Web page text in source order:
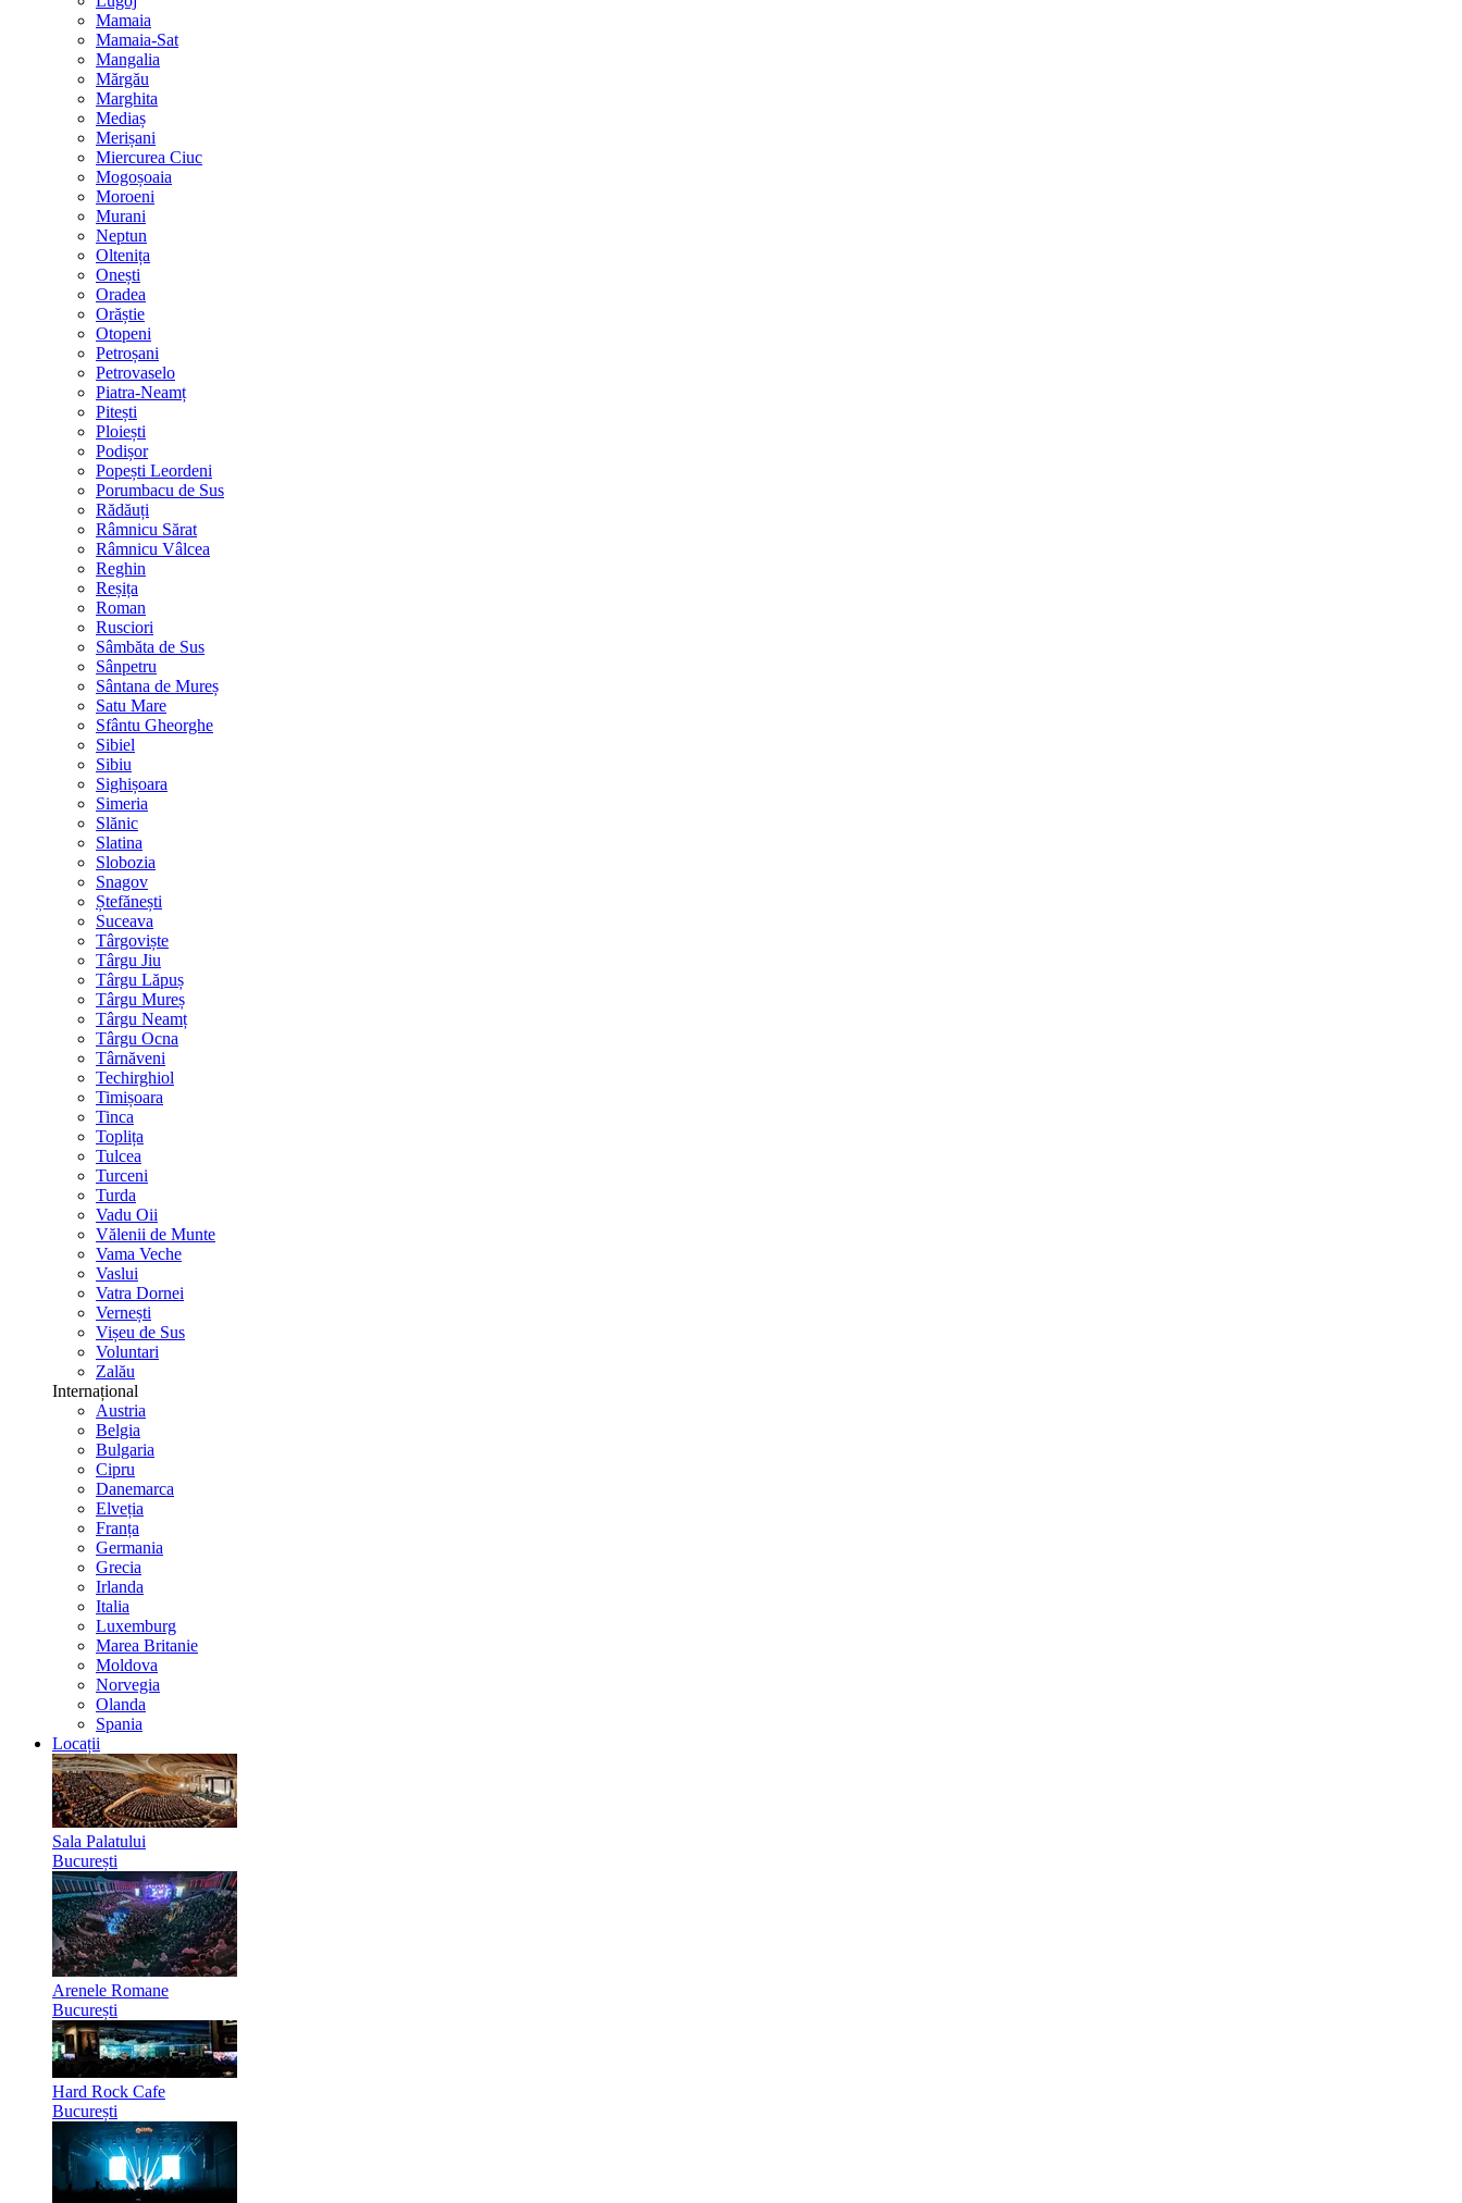
Mamaia
Mamaia-Sat
Mangalia
Mărgău
Marghita
Mediaș
Merișani
Miercurea Ciuc
Mogoșoaia
Moroeni
Murani
Neptun
Oltenița
Onești
Oradea
Orăștie
Otopeni
Petroșani
Petrovaselo
Piatra-Neamț
Pitești
Ploiești
Podișor
Popești Leordeni
Porumbacu de Sus
Rădăuți
Râmnicu Sărat
Râmnicu Vâlcea
Reghin
Reșița
Roman
Rusciori
Sâmbăta de Sus
Sânpetru
Sântana de Mureș
Satu Mare
Sfântu Gheorghe
Sibiel
Sibiu
Sighișoara
Simeria
Slănic
Slatina
Slobozia
Snagov
Ștefănești
Suceava
Târgoviște
Târgu Jiu
Târgu Lăpuș
Târgu Mureș
Târgu Neamț
Târgu Ocna
Târnăveni
Techirghiol
Timișoara
Tinca
Toplița
Tulcea
Turceni
Turda
Vadu Oii
Vălenii de Munte
Vama Veche
Vaslui
Vatra Dornei
Vernești
Vișeu de Sus
Voluntari
Zalău
Internațional
Austria
Belgia
Bulgaria
Cipru
Danemarca
Elveția
Franța
Germania
Grecia
Irlanda
Italia
Luxemburg
Marea Britanie
Moldova
Norvegia
Olanda
Spania
Locații
Sala Palatului
București
Arenele Romane
București
Hard Rock Cafe
București